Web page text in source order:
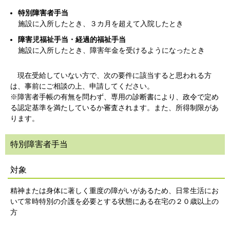
特別障害者手当
施設に入所したとき、３カ月を超えて入院したとき
障害児福祉手当・経過的福祉手当
施設に入所したとき、障害年金を受けるようになったとき
現在受給していない方で、次の要件に該当すると思われる方
は、事前にご相談の上、申請してください。
※障害者手帳の有無を問わず、専用の診断書により、政令で定め
る認定基準を満たしているか審査されます。また、所得制限があ
ります。
特別障害者手当
対象
精神または身体に著しく重度の障がいがあるため、日常生活にお
いて常時特別の介護を必要とする状態にある在宅の２０歳以上の
方